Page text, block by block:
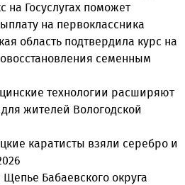
на Госуслугах поможет
на первоклассника
область подтвердила курс на
семенным
технологии расширяют
жителей Вологодской
каратисты взяли серебро и
Щепье Бабаевского округа